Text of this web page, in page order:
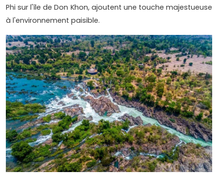
Phi sur l'île de Don Khon, ajoutent une touche majestueuse
à l'environnement paisible.